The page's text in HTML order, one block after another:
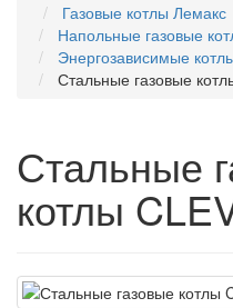
Газовые котлы Лемакс
Напольные газовые
Энергозависимые
Стальные газовые
Стальные
котлы